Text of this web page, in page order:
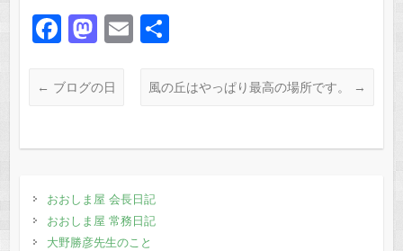
F
c
b
o
k
M
st
d
n
E
ail
← ブログの日 風の丘はやっぱり最高の場所です。 →
おおしま屋 会長日記
おおしま屋 常務日記
大野勝彦先生のこと